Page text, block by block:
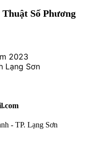
Số Phương
2023
Lạng Sơn
- TP. Lạng Sơn